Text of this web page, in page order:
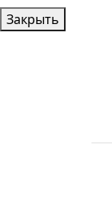
Закрыть